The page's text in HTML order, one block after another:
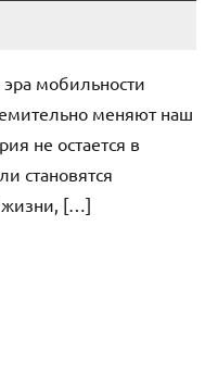
мобильности
меняют наш
не остается в
становятся
жизни, […]